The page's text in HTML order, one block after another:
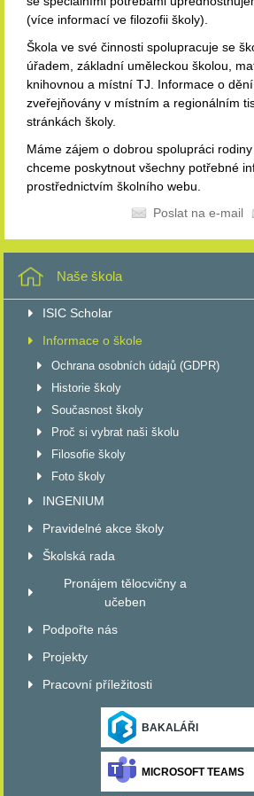
(více informací ve filozofii školy).
Škola ve své činnosti spolupracuje se
úřadem, základní uměleckou školou,
knihovnou a místní TJ. Informace o
zveřejňovány v místním a regionálním
stránkách školy.
Máme zájem o dobrou spolupráci
chceme poskytnout všechny potřebné
prostřednictvím školního webu.
Poslat na e-mail
Naše škola
ISIC Scholar
Informace o škole
Ochrana osobních údajů (GDPR)
Historie školy
Současnost školy
Proč si vybrat naši školu
Filosofie školy
Foto školy
INGENIUM
Pravidelné akce školy
Školská rada
Pronájem tělocvičny a
učeben
Podpořte nás
Projekty
Pracovní příležitosti
BAKALÁŘI
MICROSOFT TEAMS